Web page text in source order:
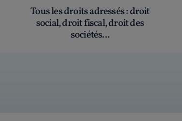
Tous les droits adressés: droit
social, droit fiscal, droit des
sociétés...